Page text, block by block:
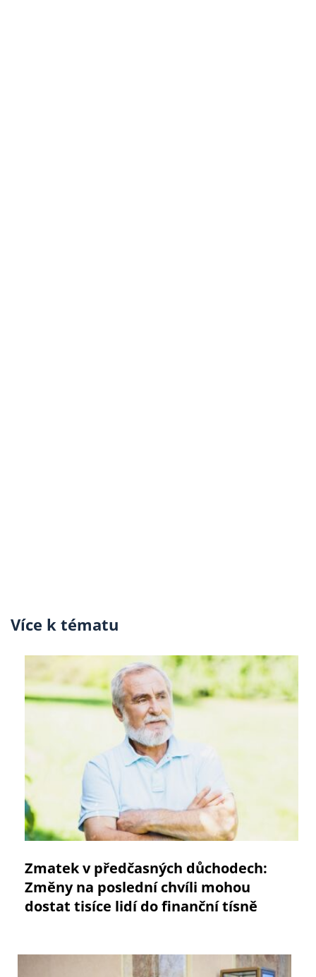
Více k tématu
Zmatek v předčasných důchodech:
Změny na poslední chvíli mohou
dostat tisíce lidí do finanční tísně